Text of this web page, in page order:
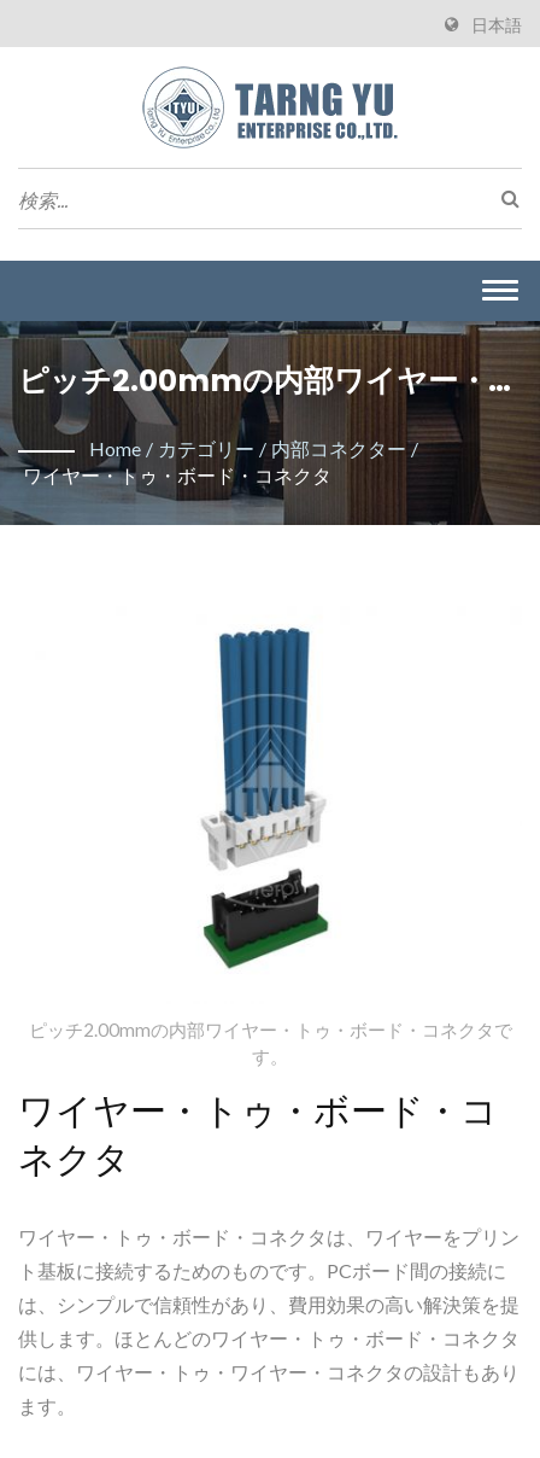
日本語
ピッチ2.00mmの内部ワイヤー・ト
ゥ・ボード・コネクタです。 /
Tarng Yu Enterprise Co., Ltd.はワ
イヤーボードコネクタを製造する専
Home / カテゴリー / 内部コネクター /
ワイヤー・トゥ・ボード・コネクタ
ピッチ2.00mmの内部ワイヤー・トゥ・ボード・コネクタで
す。
ワイヤー・トゥ・ボード・コ
ネクタ
ワイヤー・トゥ・ボード・コネクタは、ワイヤーをプリン
ト基板に接続するためのものです。PCボード間の接続に
は、シンプルで信頼性があり、費用効果の高い解決策を提
供します。ほとんどのワイヤー・トゥ・ボード・コネクタ
には、ワイヤー・トゥ・ワイヤー・コネクタの設計もあり
ます。